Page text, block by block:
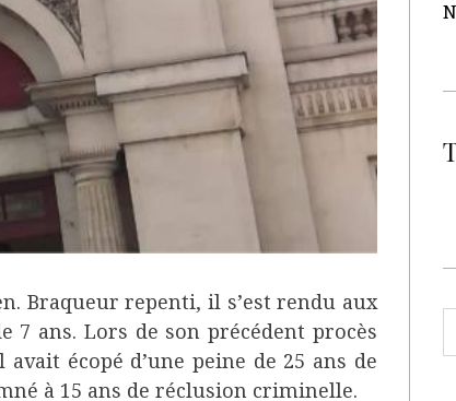
Braqueur repenti, il s’est rendu aux
7 ans. Lors de son précédent procès
écopé d’une peine de 25 ans de
à 15 ans de réclusion criminelle.